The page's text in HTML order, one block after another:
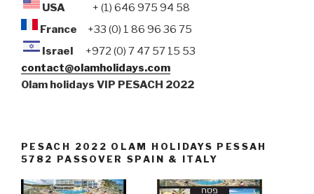
USA + (1) 646 975 94 58
France +33 (0) 1 86 96 36 75
Israel +972 (0) 7 47 57 15 53
contact@olamholidays.com
Olam holidays VIP PESACH 2022
PESACH 2022 OLAM HOLIDAYS PESSAH
5782 PASSOVER SPAIN & ITALY